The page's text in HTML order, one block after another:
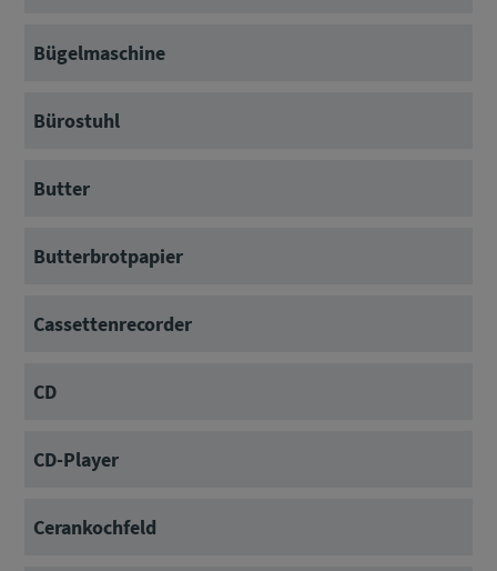
Bügelmaschine
Bürostuhl
Butter
Butterbrotpapier
Cassettenrecorder
CD
CD-Player
Cerankochfeld